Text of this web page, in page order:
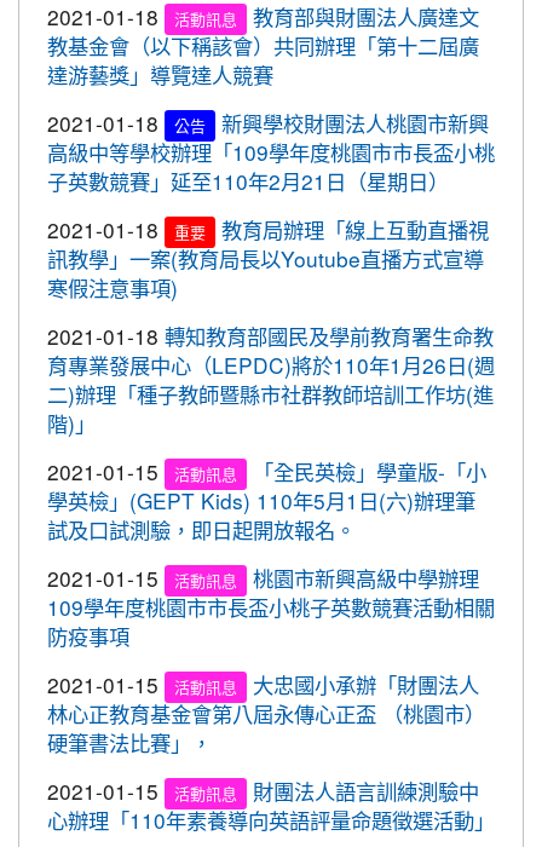
2020-09-09
重要
『109年國家防災日演習』地震速
報演練，臨震應變「趴下、掩護、穩住」
『Earthquake Disaster Drill』
2020-09-08
重要
車子在走，駕照要有。 交通部及
桃園市政府關心您！
2020-09-08
重要
停一下海闊天空，讓一下保百年
身。 交通部及桃園市政府關心您！
2020-09-08 重要
清晨夜晚穿亮衣，運動散步才放
心。 交通部與桃園市政府關心您！
全國溜冰錦標賽成績優異
2020-10-27 賀!
本校學生參加109年桃園市基層運
動選手訓練站羽球類區域性對抗賽成績優異
2020-10-21
賀!
恭喜本校六年六班花逸珊同學參加
「桃園市109學年度學生美術比賽」獲得繪畫類第三
名! 四年四班黃品憲同學獲得繪畫類佳作!
2020-10-05
賀!
本校學生參加109年新竹縣運動i台
灣社區羽球聯誼賽成績優異
2020-09-10 賀!
市長盃滑輪溜冰錦標賽暨109年全民運動會代表隊選
拔賽成績優異
2020-09-04 賀!
本校學生參加2020YONEX一線入
魂全國國小羽球分齡賽成績優異
2020-07-15
賀!
本校學生參加2020年第六屆新北市
寶獅萊夏季理事長盃溜冰錦標賽成績優異
2020-07-08 賀!
本校學生參加109年桃園市運動會
市長盃溜冰錦標賽成績優異
2020-03-11 賀!
109年校內美術比賽 得獎名單
2020-01-09
績優異
2019-12-20 賀!
本校學生參加108年臺北市中正盃
羽球錦標賽成績優異
2019-12-20
賀!
本校學生參加109年桃園市中小學
校聯合運動會楊梅區選拔賽成績優異
2021-01-18
活動訊息
教育部與財團法人廣達文
教基金會（以下稱該會）共同辦理「第十二屆廣
達游藝獎」導覽達人競賽
2021-01-18
公告
新興學校財團法人桃園市新興
高級中等學校辦理「109學年度桃園市市長盃小桃
子英數競賽」延至110年2月21日（星期日）
2021-01-18
重要
教育局辦理「線上互動直播視
訊教學」一案(教育局長以Youtube直播方式宣導
寒假注意事項)
2021-01-18 轉知教育部國民及學前教育署生命教
育專業發展中心（LEPDC)將於110年1月26日(週
二)辦理「種子教師暨縣市社群教師培訓工作坊(進
階)」
2021-01-15
活動訊息
「全民英檢」學童版-「小
學英檢」(GEPT Kids) 110年5月1日(六)辦理筆
試及口試測驗，即日起開放報名。
2021-01-15
活動訊息
桃園市新興高級中學辦理
109學年度桃園市市長盃小桃子英數競賽活動相關
防疫事項
2021-01-15
活動訊息
大忠國小承辦「財團法人
林心正教育基金會第八屆永傳心正盃 （桃園市）
硬筆書法比賽」，
2021-01-15
活動訊息
財團法人語言訓練測驗中
心辦理「110年素養導向英語評量命題徵選活動」